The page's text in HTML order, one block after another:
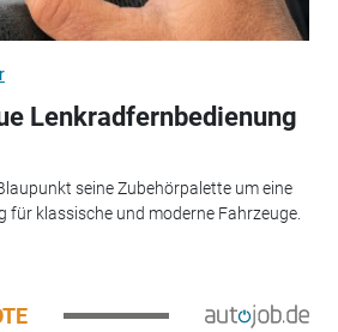
Lenkradfernbedienung
seine Zubehörpalette um eine
klassische und moderne Fahrzeuge.